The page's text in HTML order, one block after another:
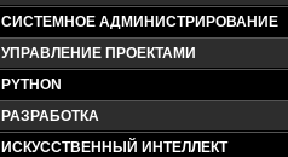
СИСТЕМНОЕ АДМИНИСТРИРОВАНИЕ
УПРАВЛЕНИЕ ПРОЕКТАМИ
PYTHON
РАЗРАБОТКА
ИСКУССТВЕННЫЙ ИНТЕЛЛЕКТ